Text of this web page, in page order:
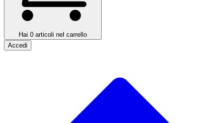
Hai 0 articoli nel carrello
Accedi